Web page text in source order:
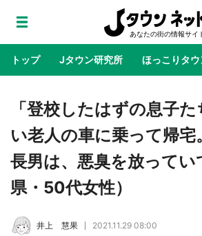
トップ Jタウン研究所 ほっこりタウ
地域×二次元 絶景 あの時はあ
鳥取・境港「ゲゲゲの妖
太郎グッズ買える 銀座・
急げ【8／8～31】
公式プロモ動画で「聖地」
「登校したはずの息子
い老人の車に乗って帰宅
長男は、悪臭を放ってい
県・50代女性）
井上 慧果 2021.11.29 08:00